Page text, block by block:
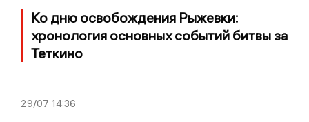
Ко дню освобождения Рыжевки:
хронология основных событий битвы за
Теткино
29/07 14:36